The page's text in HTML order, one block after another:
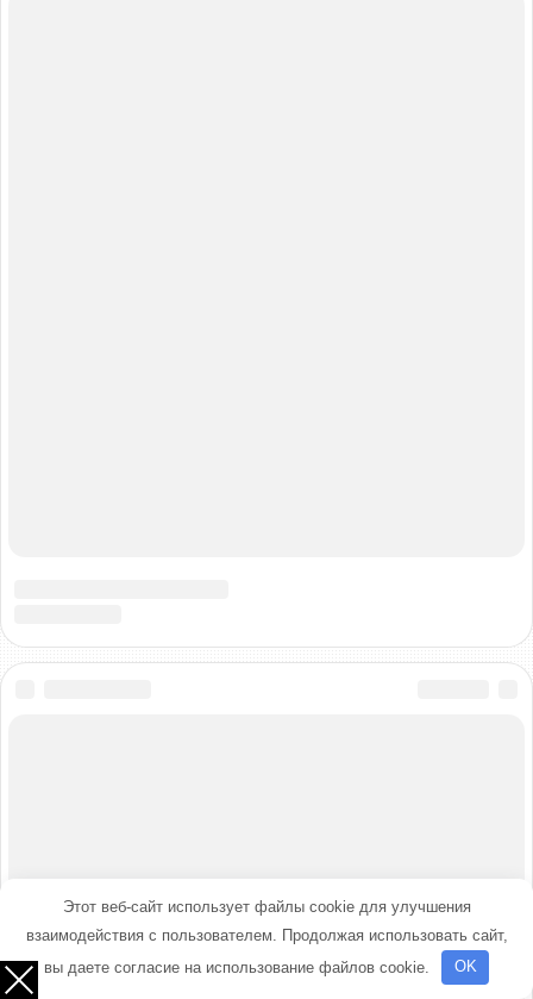
Этот веб-сайт использует файлы cookie для улучшения
взаимодействия с пользователем. Продолжая использовать сайт,
вы даете согласие на использование файлов cookie.
OK